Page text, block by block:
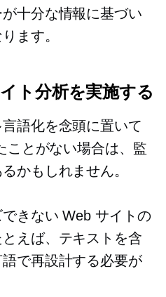
十分な情報に基づい
ます。
ト分析を実施する
語化を念頭に置いて
ことがない場合は、監
かもしれません。
きない Web サイトの
えば、テキストを含
で再設計する必要が